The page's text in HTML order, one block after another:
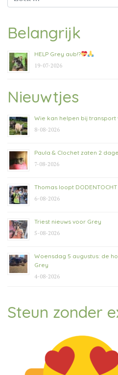
naar:
Belangrijk
HELP Grey aub!?
19-07-2026
Nieuwtjes
Wie kan helpen bij transport
8-08-2026
Paula & Clochet zaten 2
7-08-2026
Thomas loopt
6-08-2026
Triest nieuws voor Grey
5-08-2026
Woensdag 5 augustus: de
Grey
4-08-2026
Steun zonder